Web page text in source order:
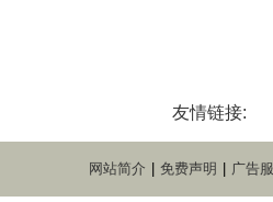
友情链接:
网站简介 免费声明 广告